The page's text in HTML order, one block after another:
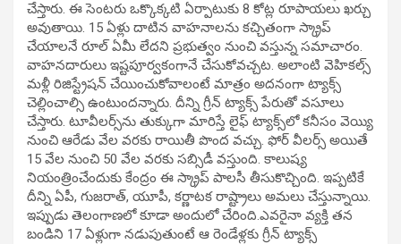
చేస్తారు. ఈ సెంటరు ఒక్కొక్కటి ఏర్పాటుకు 8 కోట్ల రూపాయలు ఖర్చు
అవుతాయి. 15 ఏళ్లు దాటిన వాహనాలను కచ్చితంగా స్క్రాప్
చేయాలనే రూల్ ఏమీ లేదని ప్రభుత్వం నుంచి వస్తున్న సమాచారం.
వాహనదారులు ఇష్టపూర్వకంగానే చేసుకోవచ్చట. అలాంటి వెహికల్స్‌
మళ్లీ రిజిస్ట్రేషన్ చేయించుకోవాలంటే మాత్రం అదనంగా ట్యాక్స్
చెల్లించాల్సి ఉంటుందన్నారు. దీన్ని గ్రీన్ ట్యాక్స్ పేరుతో వసూలు
చేస్తారు. టూవీలర్స్‌ను తుక్కుగా మారిస్తే లైఫ్‌ ట్యాక్స్‌లో కనీసం వెయ్యి
నుంచి ఆరేడు వేల వరకు రాయితీ పొంద వచ్చు. ఫోర్‌ వీలర్స్‌ అయితే
15 వేల నుంచి 50 వేల వరకు సబ్సిడీ వస్తుంది. కాలుష్య
నియంత్రించేందుకు కేంద్రం ఈ స్క్రాప్ పాలసీ తీసుకొచ్చింది. ఇప్పటికే
దీన్ని ఏపీ, గుజరాత్, యూపీ, కర్ణాటక రాష్ట్రాలు అమలు చేస్తున్నాయి.
ఇప్పుడు తెలంగాణలో కూడా అందులో చేరింది.ఎవరైనా వ్యక్తి తన
బండిని 17 ఏళ్లుగా నడుపుతుంటే ఆ రెండేళ్లకు గ్రీన్‌ ట్యాక్స్‌